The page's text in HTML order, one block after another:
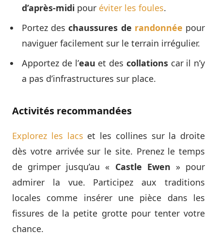
d’après-midi pour éviter les foules.
Portez deschaussures de randonnée pour
naviguer facilement sur le terrain irrégulier.
Apportez de l’eau et des collationscar il n’y
a pas d’infrastructures sur place.
Activités recommandées
Explorez les lacs et les collines sur la droite
dès votre arrivée sur le site. Prenez le temps
de grimper jusqu’au « Castle Ewen » pour
admirer la vue. Participez aux traditions
locales comme insérer une pièce dans les
fissures de la petite grotte pour tenter votre
chance.